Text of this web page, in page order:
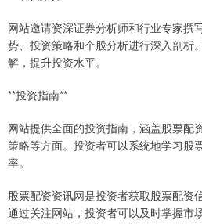
网站邀请资深证券分析师和行业专家撰
势、投资策略和个股分析进行深入剖析
解，提升投资水平。
**投资指南**
网站提供全面的投资指南，涵盖股票配
策略等方面。投资者可以系统地学习股
率。
股票配资资讯网是投资者获取股票配资
通过关注网站，投资者可以及时掌握市